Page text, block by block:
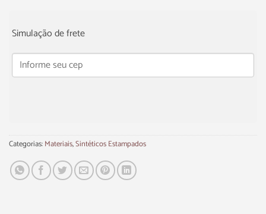
Simulação de frete
Categorias:Materiais,Sintéticos Estampados